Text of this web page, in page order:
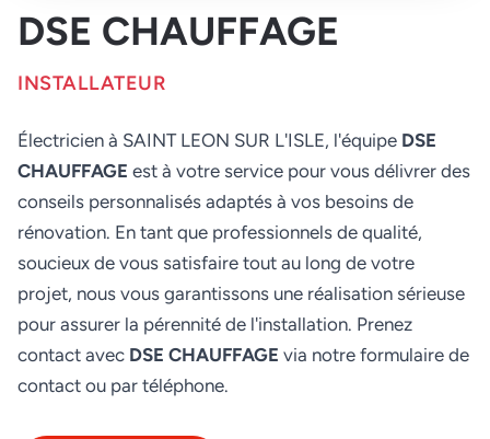
DSE CHAUFFAGE
INSTALLATEUR
Électricien à SAINT LEON SUR L'ISLE, l'équipe DSE
CHAUFFAGE est à votre service pour vous délivrer des
conseils personnalisés adaptés à vos besoins de
rénovation. En tant que professionnels de qualité,
soucieux de vous satisfaire tout au long de votre
projet, nous vous garantissons une réalisation sérieuse
pour assurer la pérennité de l'installation. Prenez
contact avec DSE CHAUFFAGE via notre formulaire de
contact ou par téléphone.